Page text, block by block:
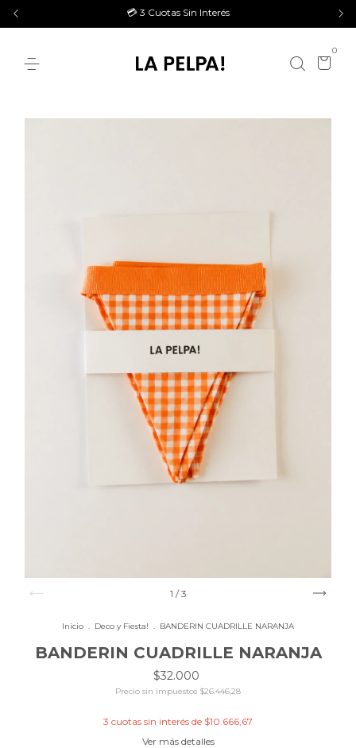
💳 3 Cuotas Sin Interés
0
1 /3
Inicio . Deco y Fiesta! . BANDERIN CUADRILLE NARANJA
BANDERIN CUADRILLE NARANJA
$32.000
Precio sin impuestos $26.446,28
3 cuotas sin interés de $10.666,67
Ver más detalles